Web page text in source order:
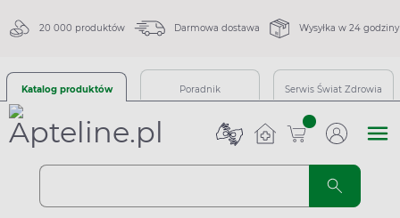
20 000 produktów Darmowa dostawa Wysyłka w 24 godziny
Katalog produktów Poradnik Serwis Świat Zdrowia
sztuk